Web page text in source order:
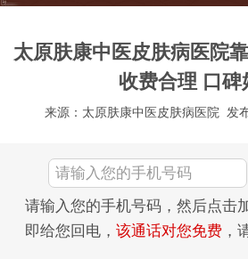
太原肤康中医皮肤病医院
收费合理 口碑
来源：太原肤康中医皮肤病医院 发
请输入您的手机号码，然后点击
即给您回电， 该通话对您免费 ，